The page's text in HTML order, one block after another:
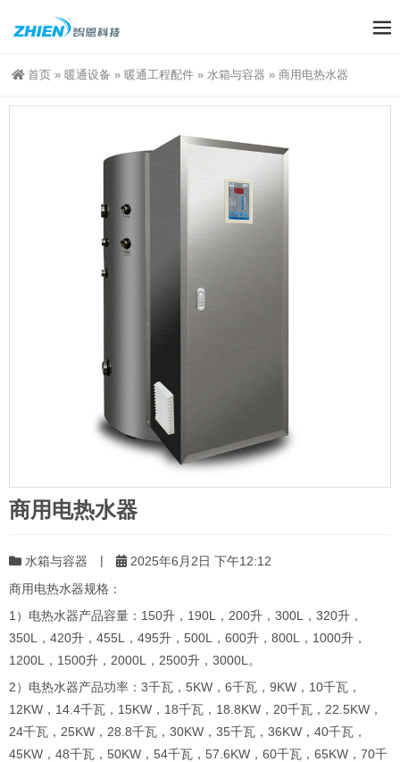
首页 » 暖通设备 » 暖通工程配件 » 水箱与容器 » 商用电热水器
商用电热水器
水箱与容器 |
2025年6月2日 下午12:12
商用电热水器规格：
1）电热水器产品容量：150升，190L，200升，300L，320升，
350L，420升，455L，495升，500L，600升，800L，1000升，
1200L，1500升，2000L，2500升，3000L。
2）电热水器产品功率：3千瓦，5KW，6千瓦，9KW，10千瓦，
12KW，14.4千瓦，15KW，18千瓦，18.8KW，20千瓦，22.5KW，
24千瓦，25KW，28.8千瓦，30KW，35千瓦，36KW，40千瓦，
45KW，48千瓦，50KW，54千瓦，57.6KW，60千瓦，65KW，70千